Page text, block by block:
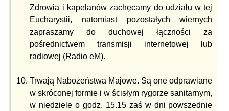
Zdrowia i kapelanów zachęcamy do udziału w tej
Eucharystii, natomiast pozostałych wiernych
zapraszamy do duchowej łączności za
pośrednictwem transmisji internetowej lub
radiowej (Radio eM).
Trwają Nabożeństwa Majowe. Są one odprawiane
w skróconej formie i w ścisłym rygorze sanitarnym,
w niedziele o godz. 15.15 zaś w dni powszednie